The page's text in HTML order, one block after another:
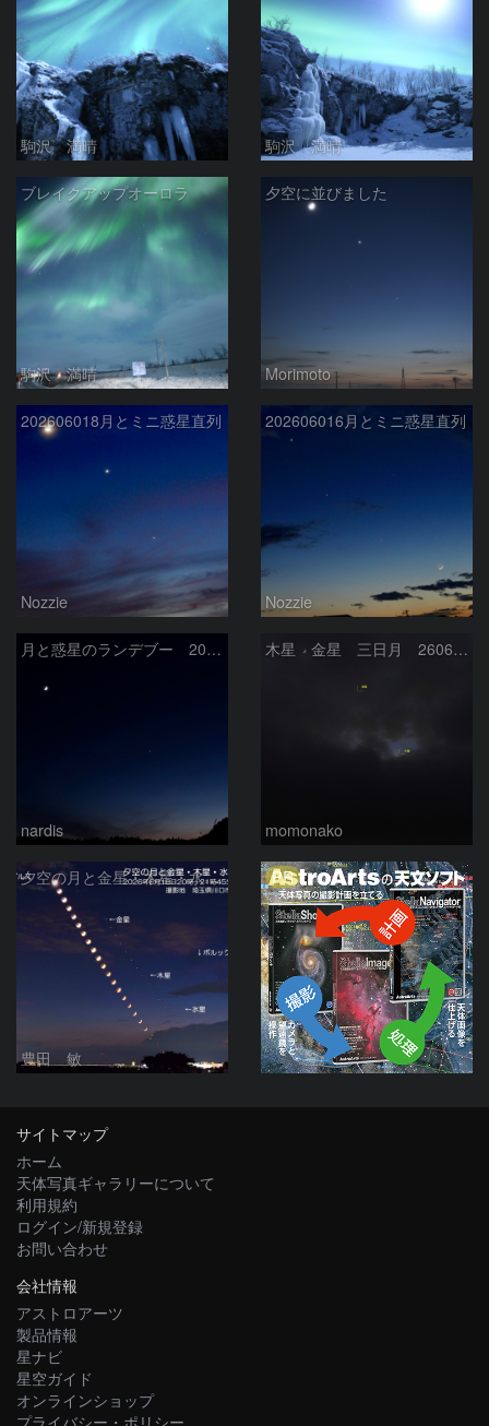
駒沢 満晴 駒沢 満晴
ブレイクアップオーロラ
駒沢 満晴
夕空に並びました
Morimoto
202606018月とミニ惑星直列
Nozzie
202606016月とミニ惑星直列
Nozzie
月と惑星のランデブー 2026/06/19
nardis
木星 金星 三日月 260618
momonako
夕空の月と金星・木星・水星の接近 2026/6/18
豊田 敏
PR
サイトマップ
ホーム
天体写真ギャラリーについて
利用規約
ログイン/新規登録
お問い合わせ
会社情報
アストロアーツ
製品情報
星ナビ
星空ガイド
オンラインショップ
プライバシー・ポリシー